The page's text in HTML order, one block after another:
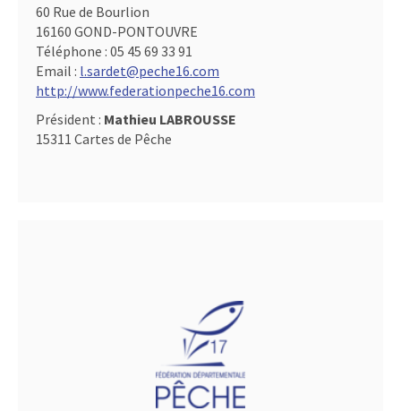
60 Rue de Bourlion
16160 GOND-PONTOUVRE
Téléphone : 05 45 69 33 91
Email : l.sardet@peche16.com
http://www.federationpeche16.com
Président : Mathieu LABROUSSE
15311 Cartes de Pêche